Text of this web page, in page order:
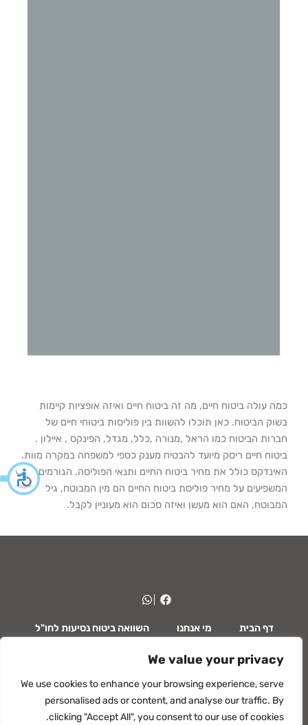
We value your privacy
We use cookies to enhance your browsing experience, serve
personalised ads or content, and analyse our traffic. By
clicking "Accept All", you consent to our use of cookies.
כמה עולה ביטוח חיים, מה זה ביטוח חיים ואיזה אופציות קיימות
בשוק הביטוח. כאן תוכלו להשוות בין פוליסות ביטוחי חיים של
חברות הביטוח כמו הראל ,מנורה ,כלל, מגדל, הפינקס , איילון .
ביטוח חיים ריסק מיועד להבטיח מענק כספי למשפחה במקרה מוות.
האינדקס כולל את מחיר ביטוח החיים ותנאי הפוליסה. הגורמים
המשפיעים על מחיר פוליסת ביטוח החיים הם מין המבוטח, גיל
המבוטח, האם הוא מעשן ואיזה סכום הוא מעוניין לקבל.
דף הבית מי אנחנו השוואה ביטוח נסיעות לחו"ל
השוואה ביטוח משכנתא
תאונות אישיות סדר בתיק הביטוח מאמרים